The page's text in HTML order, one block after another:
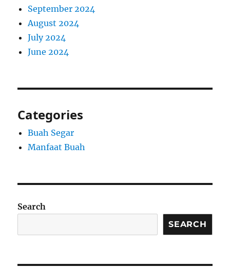
September 2024
August 2024
July 2024
June 2024
Categories
Buah Segar
Manfaat Buah
Search
SEARCH